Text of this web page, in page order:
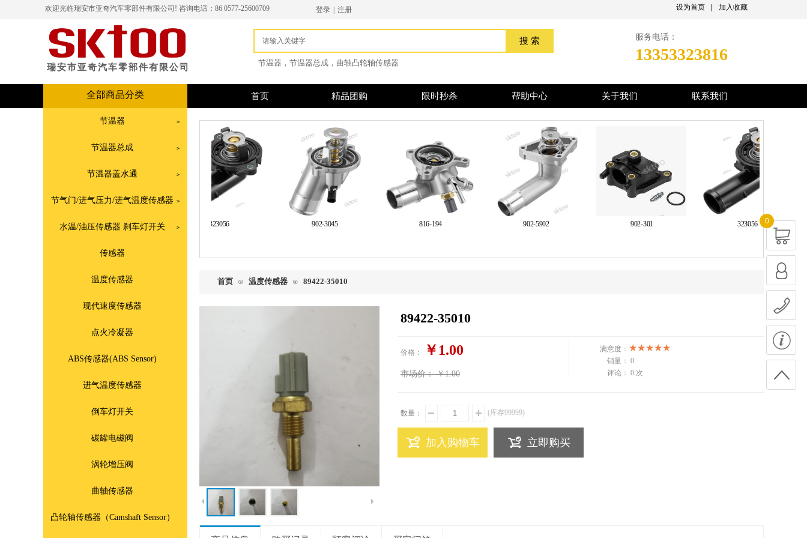
登录 注册
欢迎光临瑞安市亚奇汽车零部件有限公司! 咨询电话：86 0577-25600709 设为首页 加入收藏
服务电话：
13353323816
瑞安市亚奇汽车零部件有限公司
搜索
节温器，节温器总成，曲轴凸轮轴传感器
搜 索
全部商品分类
节温器 >
节温器总成 >
节温器盖水通 >
节气门/进气压力/进气温度传感器 >
水温/油压传感器 刹车灯开关 >
传感器
温度传感器
现代速度传感器
点火冷凝器
ABS传感器(ABS Sensor)
进气温度传感器
倒车灯开关
碳罐电磁阀
涡轮增压阀
曲轴传感器
凸轮轴传感器（Camshaft Sensor）
首页 精品团购 限时秒杀 帮助中心 关于我们 联系我们
902-301 323056 902-3045 816-194 902-5902 902-301 323056
首页 ⊙ 温度传感器 ⊙ 89422-35010
89422-35010
价格： ￥1.00
市场价： ￥1.00
满意度：
销量： 0
评论： 0 次
数量： (库存99999)
加入购物车 立即购买
0